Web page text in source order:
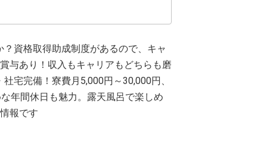
資格取得助成制度があるので、キャ
与あり！収入もキャリアもどちらも磨
宅完備！寮費月5,000円～30,000円、
年間休日も魅力。露天風呂で楽しめ
報です